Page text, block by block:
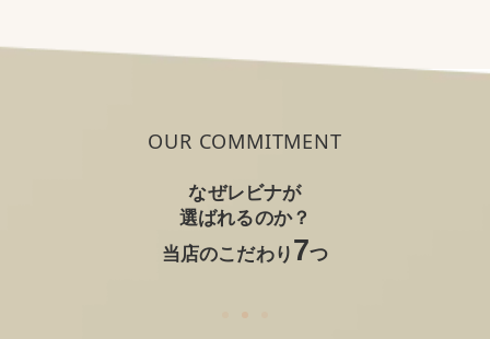
OUR COMMITMENT
なぜレビナが
選ばれるのか？
当店のこだわり 7つ